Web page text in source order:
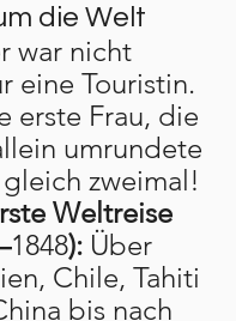
die Welt
war nicht
eine Touristin.
erste Frau, die
umrundete
zweimal!
Weltreise
1848): Über
Chile, Tahiti
bis nach